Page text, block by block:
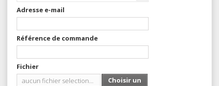
Adresse e-mail
Référence de commande
Fichier
aucun fichier selectionné
Choisir un